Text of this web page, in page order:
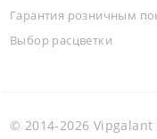
Гарантия розничным
Выбор расцветки
© 2014-2026